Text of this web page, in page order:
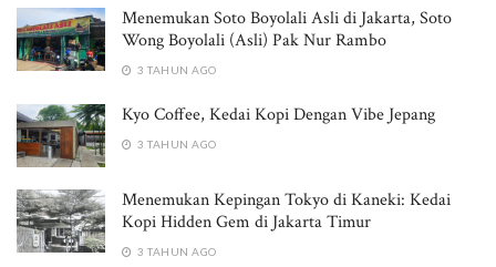
Menemukan Soto Boyolali Asli di Jakarta, Soto
Wong Boyolali (Asli) Pak Nur Rambo
3 TAHUN AGO
Kyo Coffee, Kedai Kopi Dengan Vibe Jepang
3 TAHUN AGO
Menemukan Kepingan Tokyo di Kaneki: Kedai
Kopi Hidden Gem di Jakarta Timur
3 TAHUN AGO